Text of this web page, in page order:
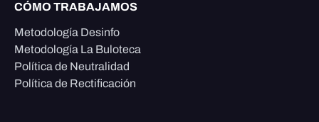
CÓMO TRABAJAMOS
Metodología Desinfo
Metodología La Buloteca
Política de Neutralidad
Política de Rectificación